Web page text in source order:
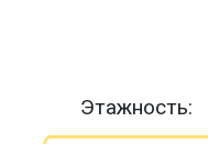
Этажность: